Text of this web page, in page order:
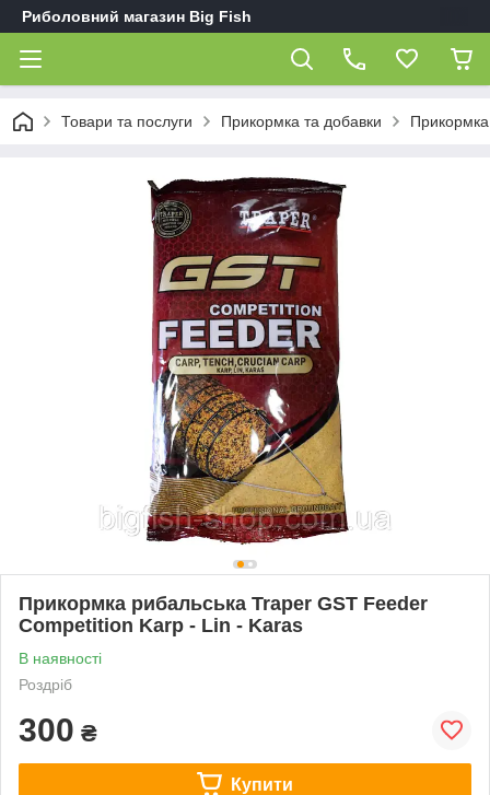
Риболовний магазин Big Fish
Товари та послуги Прикормка та добавки
Прикормка рибальська Traper GST Feeder
Competition Karp - Lin - Karas
В наявності
Роздріб
300 ₴
Купити